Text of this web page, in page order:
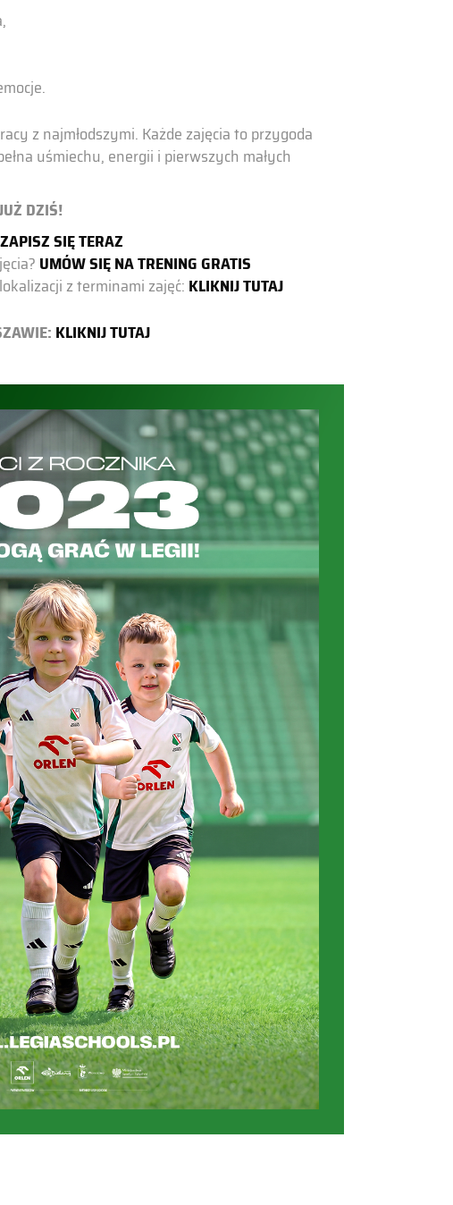
z najmłodszymi. Każde zajęcia to przygoda
uśmiechu, energii i pierwszych małych
DZIŚ!
ZAPISZ SIĘ TERAZ
UMÓW SIĘ NA TRENING GRATIS
z terminami zajęć: KLIKNIJ TUTAJ
KLIKNIJ TUTAJ